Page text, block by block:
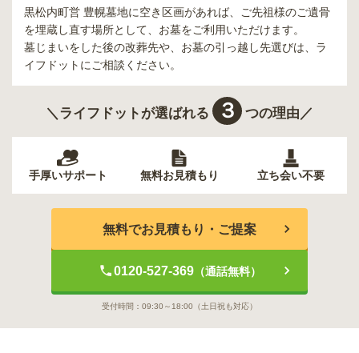
黒松内町営 豊幌墓地に空き区画があれば、ご先祖様のご遺骨
を埋蔵し直す場所として、お墓をご利用いただけます。
墓じまいをした後の改葬先や、お墓の引っ越し先選びは、ラ
イフドットにご相談ください。
＼ライフドットが選ばれる ３ つの理由／
手厚いサポート 無料お見積もり 立ち会い不要
無料でお見積もり・ご提案
0120-527-369（通話無料）
受付時間： 09:30～18:00 （土日祝も対応）